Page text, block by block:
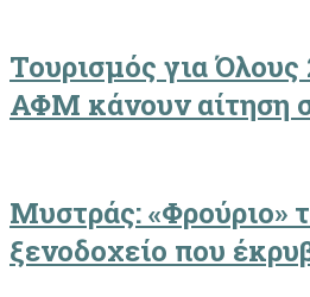
Τουρισμός για Όλους
ΑΦΜ κάνουν αίτηση
Μυστράς: «Φρούριο»
ξενοδοχείο που